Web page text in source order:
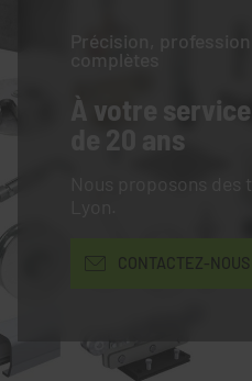
Précision,
complètes
À votre service
de 20 ans
Nous proposons des
CONTACTEZ-NOUS